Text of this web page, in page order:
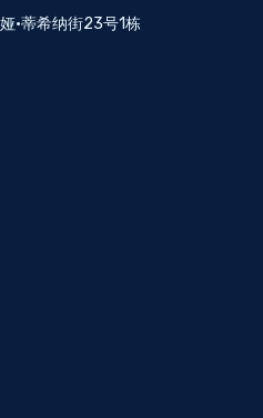
·蒂希纳街23号1栋